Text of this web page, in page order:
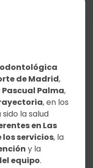
de Madrid,
Palma,
, en los
la salud
en Las
servicios, la
y la
equipo.